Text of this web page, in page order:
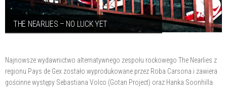
THE NEARLIES – NO LUCK YET
Najnowsze wydawnictwo alternatywnego zespołu rockowego The Nearlies z
regionu Pays de Gex zostało wyprodukowane przez Roba Carsona i zawiera
gościnne występy Sebastiana Volco (Gotan Project) oraz Hanka Soonhilla.